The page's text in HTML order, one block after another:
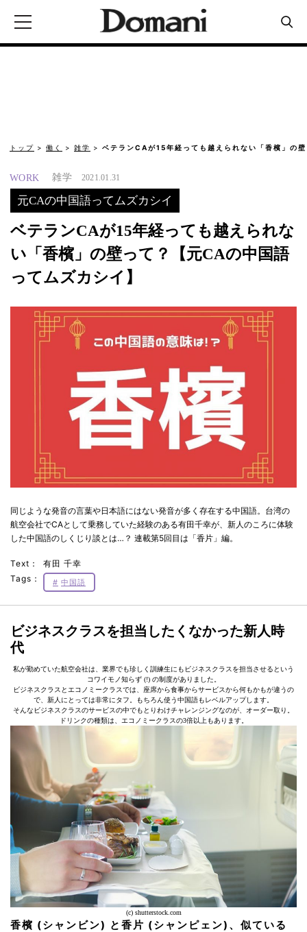
トップ 働く 雑学 ベテランCAが15年経っても越えられない「香檳」の
WORK 雑学 2021.01.31
元CAの中国語ってムズカシイ
ベテランCAが15年経っても越えられな
い「香檳」の壁って？【元CAの中国語
ってムズカシイ】
同じような発音の言葉や日本語にはない発音が多く存在する中国語。台湾の
航空会社でCAとして乗務していた経験のある有田千幸が、新人のころに体験
した中国語のしくじり談とは…？ 連載第5回目は「香片」編。
Text：
有田 千幸
Tags：
中国語
ビジネスクラスを担当したくなかった新人時
代
私が勤めていた航空会社は、業界でも珍しく訓練生にもビジネスクラスを担当させるという
コワイモノ知らず (!) の制度がありました。
ビジネスクラスとエコノミークラスでは、座席から食事からサービスから何もかもが違うの
で、新人にとっては非常にタフ。もちろん使う中国語もレベルアップします。
そんなビジネスクラスのサービスの中でもとりわけチャレンジングなのが、オーダー取り。
ドリンクの種類は、エコノミークラスの3倍以上もあります。
(c) shutterstock.com
香檳 (シャンビン) と香片 (シャンピェン)、似ている